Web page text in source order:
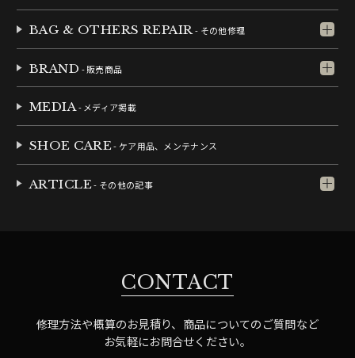
BAG & OTHERS REPAIR- その他修理
BRAND - 販売商品
MEDIA- メディア掲載
SHOE CARE- ケア用品、メンテナンス
ARTICLE- その他の記事
CONTACT
修理方法や概算のお見積り、商品についてのご質問など
お気軽にお問合せください。